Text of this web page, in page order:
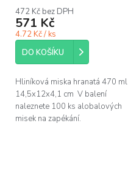
472 Kč bez DPH
571 Kč
4.72 Kč / ks
DO KOŠÍKU
Hliníková miska hranatá 470 ml
14,5x12x4,1 cm V balení
naleznete 100 ks alobalových
misek na zapékání.